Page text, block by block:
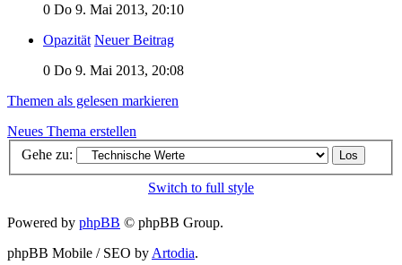
0 Do 9. Mai 2013, 20:10
Opazität Neuer Beitrag
0 Do 9. Mai 2013, 20:08
Themen als gelesen markieren
Neues Thema erstellen
Gehe zu:
Switch to full style
Powered by phpBB © phpBB Group.
phpBB Mobile / SEO byArtodia.